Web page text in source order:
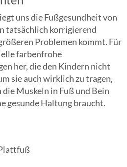
uns die Fußgesundheit von
tatsächlich korrigierend
Problemen kommt. Für
farbenfrohe
her, die den Kindern nicht
sie auch wirklich zu tragen,
Muskeln in Fuß und Bein
gesunde Haltung braucht.